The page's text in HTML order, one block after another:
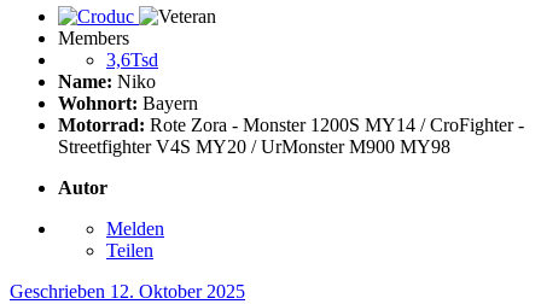
Members
3,6Tsd
Name: Niko
Wohnort: Bayern
Motorrad: Rote Zora - Monster 1200S MY14 / CroFighter -
Streetfighter V4S MY20 / UrMonster M900 MY98
Autor
Melden
Teilen
Geschrieben 12. Oktober 2025